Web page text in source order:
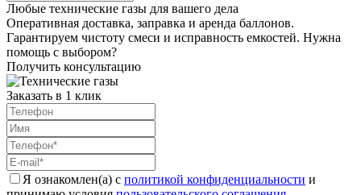
Любые технические газы для вашего дела
Оперативная доставка, заправка и аренда баллонов.
Гарантируем чистоту смеси и исправность емкостей. Нужна
помощь с выбором?
Получить консультацию
Заказать в 1 клик
Я ознакомлен(а) с политикой конфиденциальности и